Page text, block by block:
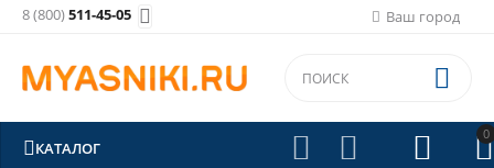
Ваш город
8 (800)511-45-05 
0


 

КАТАЛОГ